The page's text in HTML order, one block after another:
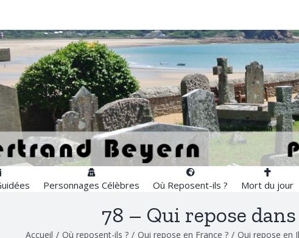
Personnages Célèbres Où Reposent-ils ? Mort du jour
78 – Qui repose
Accueil / Où reposent-ils ? / Qui repose en France ? / Qui repose en